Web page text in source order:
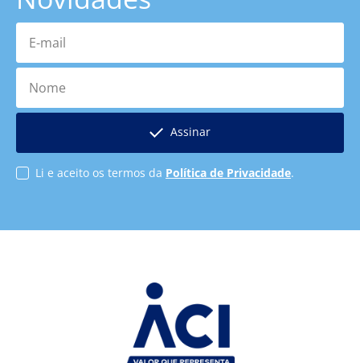
E-mail
Nome
Assinar
Li e aceito os termos da Política de Privacidade.